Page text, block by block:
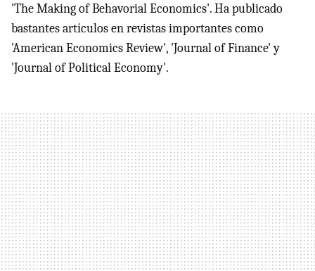
'The Making of Behavorial Economics'. Ha publicado
bastantes artículos en revistas importantes como
'American Economics Review', 'Journal of Finance' y
'Journal of Political Economy'.